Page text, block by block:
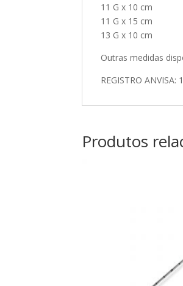
11 G x 10 cm
11 G x 15 cm
13 G x 10 cm
Outras medidas
REGISTRO ANVISA:
Produtos